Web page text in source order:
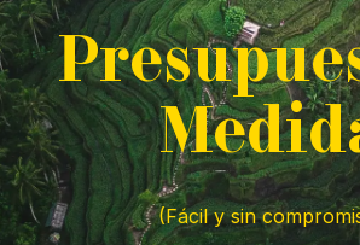
P
M
(Fácil y sin